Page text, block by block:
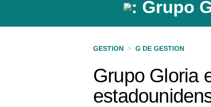
GESTION > G DE GESTION
Grupo Gloria